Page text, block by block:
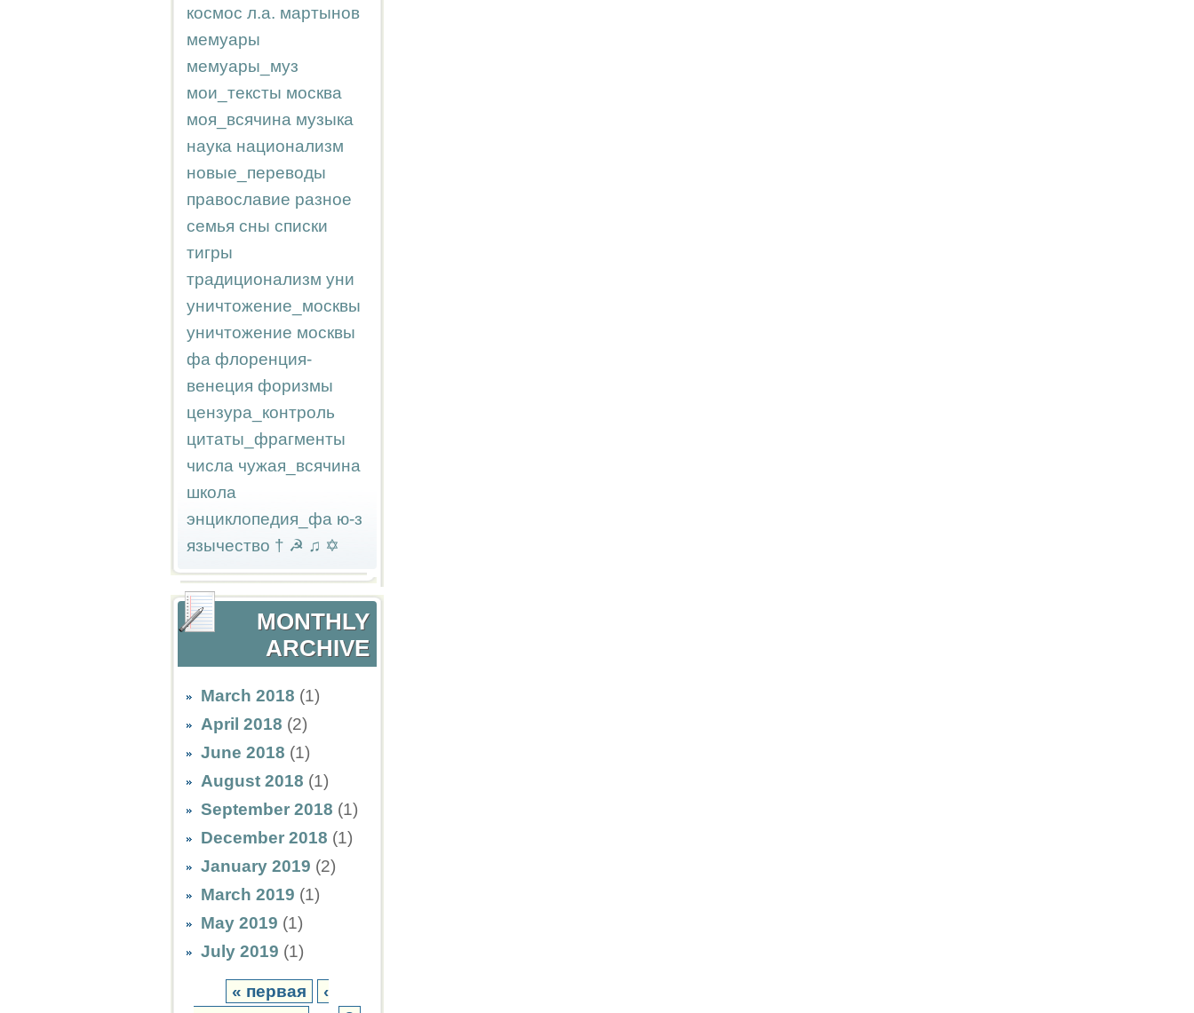
космос л.а. мартынов
мемуары
мемуары_муз
мои_тексты москва
моя_всячина музыка
наука национализм
новые_переводы
православие разное
семья сны списки
тигры
традиционализм уни
уничтожение_москвы
уничтожение москвы
фа флоренция-
венеция форизмы
цензура_контроль
цитаты_фрагменты
числа чужая_всячина
школа
энциклопедия_фа ю-з
язычество † ☭ ♫ ✡
MONTHLY
ARCHIVE
March 2018 (1)
April 2018 (2)
June 2018 (1)
August 2018 (1)
September 2018 (1)
December 2018 (1)
January 2019 (2)
March 2019 (1)
May 2019 (1)
July 2019 (1)
« первая
‹